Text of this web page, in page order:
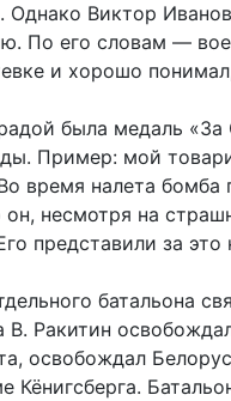
Однако Виктор
По его словам —
и хорошо
была медаль
Пример: мой
время налета
он, несмотря на
представили за это
батальона
В. Ракитин
освобождал
Кёнигсберга.